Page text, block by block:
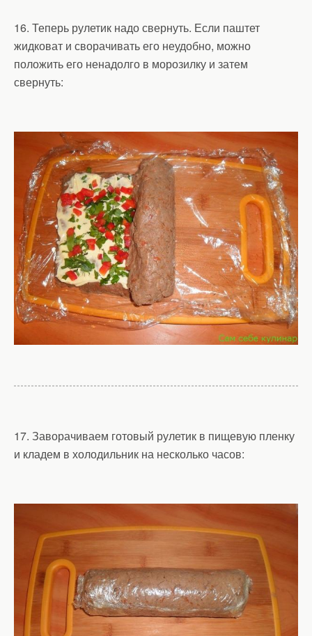
16. Теперь рулетик надо свернуть. Если паштет
жидковат и сворачивать его неудобно, можно
положить его ненадолго в морозилку и затем
свернуть:
17. Заворачиваем готовый рулетик в пищевую пленку
и кладем в холодильник на несколько часов: